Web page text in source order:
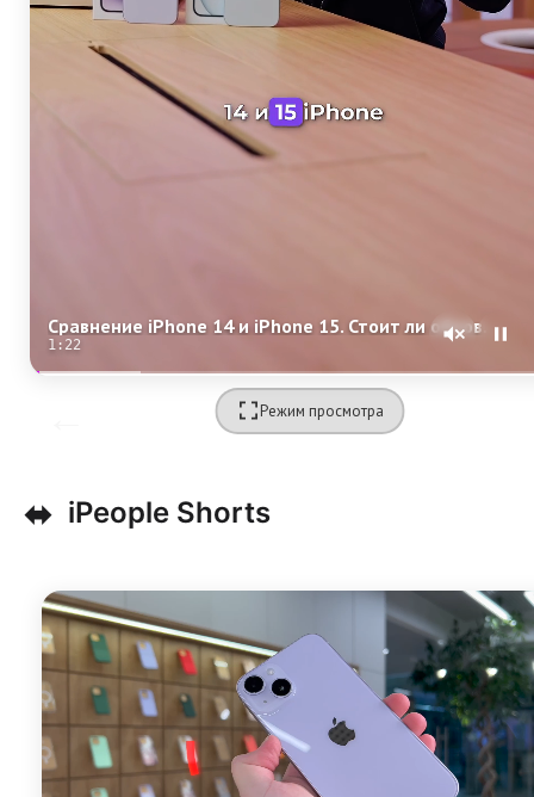
Сравнение iPhone 14 и iPhone 15. Стоит ли обновляться?
1:20
Режим просмотра
⬌ iPeople Shorts